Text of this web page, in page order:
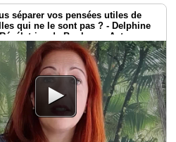
séparer vos pensées utiles de
qui ne le sont pas ? - Delphine
de Bonheur - Acteurs